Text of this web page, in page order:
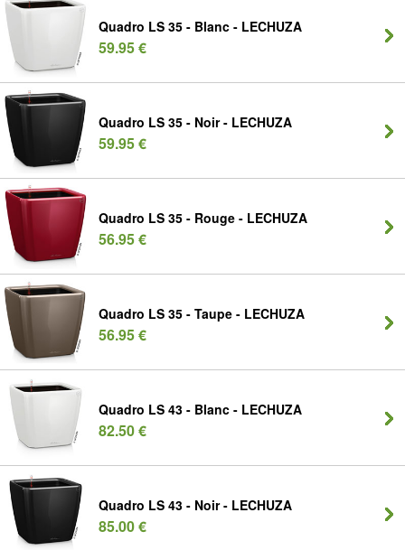
Quadro LS 35 - Blanc - LECHUZA
59.95 €
Quadro LS 35 - Noir - LECHUZA
59.95 €
Quadro LS 35 - Rouge - LECHUZA
56.95 €
Quadro LS 35 - Taupe - LECHUZA
56.95 €
Quadro LS 43 - Blanc - LECHUZA
82.50 €
Quadro LS 43 - Noir - LECHUZA
85.00 €